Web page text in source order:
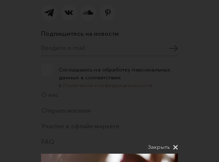
Подпишитесь на новости
Соглашаюсь на обработку персональных
данных в соответствии
с
О нас
Открыть магазин
Участие в офлайн-маркете
FAQ
Требования к фотографиям
Закрыть